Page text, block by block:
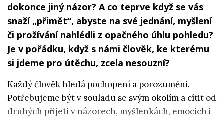
dokonce jiný názor? A co teprve když se vás
snaží „přimět“, abyste na své jednání, myšlení
či prožívání nahlédli z opačného úhlu pohledu?
Je v pořádku, když s námi člověk, ke kterému
si jdeme pro útěchu, zcela nesouzní?
Každý člověk hledá pochopení a porozumění.
Potřebujeme být v souladu se svým okolím a cítit od
druhých přijetí v názorech, myšlenkách, emocích i